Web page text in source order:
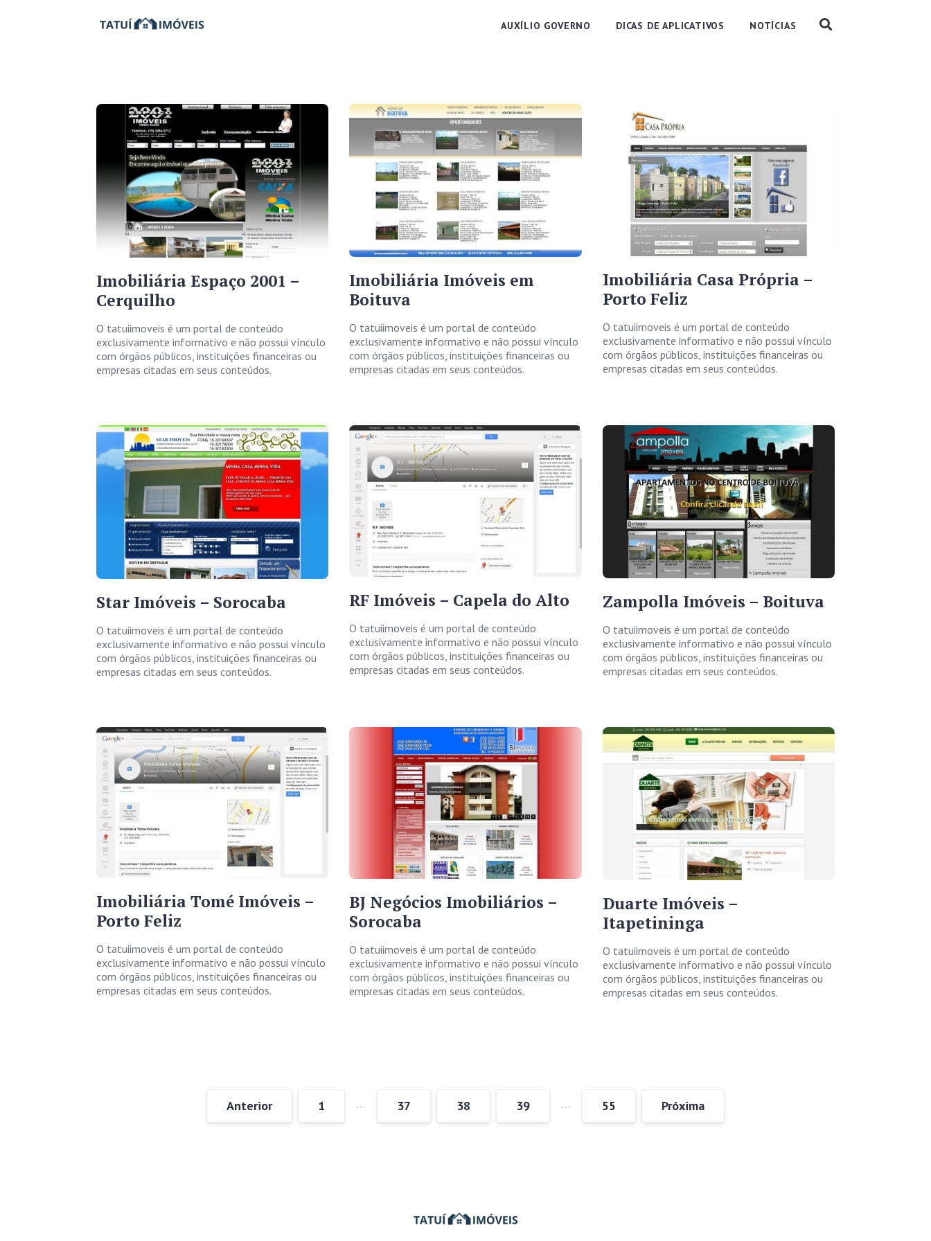
AUXÍLIO GOVERNO DICAS DE APLICATIVOS NOTÍCIAS
Imobiliária Espaço 2001 –
Cerquilho
O tatuiimoveis é um portal de conteúdo
exclusivamente informativo e não possui vínculo
com órgãos públicos, instituições financeiras ou
empresas citadas em seus conteúdos.
Imobiliária Imóveis em
Boituva
O tatuiimoveis é um portal de conteúdo
exclusivamente informativo e não possui vínculo
com órgãos públicos, instituições financeiras ou
empresas citadas em seus conteúdos.
Imobiliária Casa Própria –
Porto Feliz
O tatuiimoveis é um portal de conteúdo
exclusivamente informativo e não possui vínculo
com órgãos públicos, instituições financeiras ou
empresas citadas em seus conteúdos.
Star Imóveis – Sorocaba
O tatuiimoveis é um portal de conteúdo
exclusivamente informativo e não possui vínculo
com órgãos públicos, instituições financeiras ou
empresas citadas em seus conteúdos.
RF Imóveis – Capela do Alto
O tatuiimoveis é um portal de conteúdo
exclusivamente informativo e não possui vínculo
com órgãos públicos, instituições financeiras ou
empresas citadas em seus conteúdos.
Zampolla Imóveis – Boituva
O tatuiimoveis é um portal de conteúdo
exclusivamente informativo e não possui vínculo
com órgãos públicos, instituições financeiras ou
empresas citadas em seus conteúdos.
Imobiliária Tomé Imóveis –
Porto Feliz
O tatuiimoveis é um portal de conteúdo
exclusivamente informativo e não possui vínculo
com órgãos públicos, instituições financeiras ou
empresas citadas em seus conteúdos.
BJ Negócios Imobiliários –
Sorocaba
O tatuiimoveis é um portal de conteúdo
exclusivamente informativo e não possui vínculo
com órgãos públicos, instituições financeiras ou
empresas citadas em seus conteúdos.
Duarte Imóveis –
Itapetininga
O tatuiimoveis é um portal de conteúdo
exclusivamente informativo e não possui vínculo
com órgãos públicos, instituições financeiras ou
empresas citadas em seus conteúdos.
Anterior 1 … 37 38 39 … 55 Próxima